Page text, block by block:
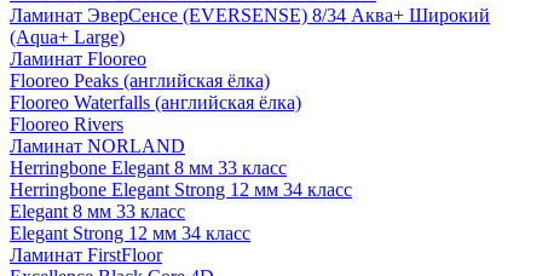
Ламинат ЭверСенсе (EVERSENSE) 8/34 Аква+ Широкий
(Aqua+ Large)
Ламинат Flooreo
Flooreo Peaks (английская ёлка)
Flooreo Waterfalls (английская ёлка)
Flooreo Rivers
Ламинат NORLAND
Herringbone Elegant 8 мм 33 класс
Herringbone Elegant Strong 12 мм 34 класс
Elegant 8 мм 33 класс
Elegant Strong 12 мм 34 класс
Ламинат FirstFloor